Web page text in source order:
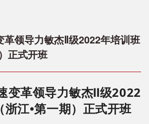
革领导力敏杰Ⅱ级2022年培训班
正式开班
变革领导力敏杰Ⅱ级2022
浙江•第一期）正式开班